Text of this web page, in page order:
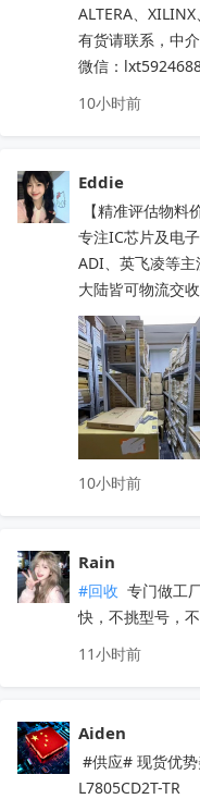
ALTERA、
有货请联系，中介
微信：
10小时前
Eddie
专注IC芯片及电
ADI、英飞凌等
大陆皆可物流交
10小时前
Rain
#回收 专门做工
快，不挑型号，
11小时前
Aiden
#供应# 现货优
L7805CD2T-TR